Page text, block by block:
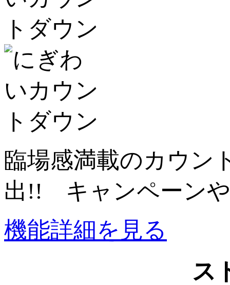
臨場感満載のカウン
出!! キャンペーンや
機能詳細を見る
ス